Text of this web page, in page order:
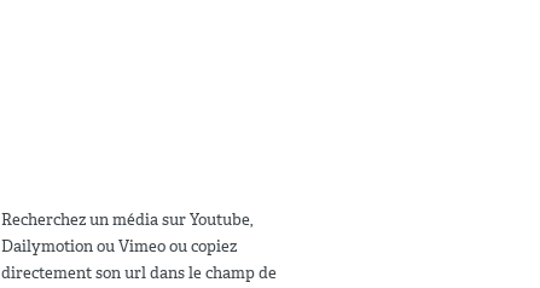
Recherchez un média sur Youtube,
Dailymotion ou Vimeo ou copiez
directement son url dans le champ de